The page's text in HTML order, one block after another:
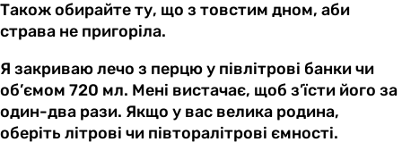
Також обирайте ту, що з товстим дном, аби
страва не пригоріла.
Я закриваю лечо з перцю у півлітрові банки чи
об’ємом 720 мл. Мені вистачає, щоб з’їсти його за
один-два рази. Якщо у вас велика родина,
оберіть літрові чи півторалітрові ємності.